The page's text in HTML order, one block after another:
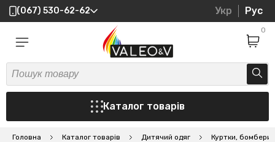
(067) 530-62-62 Укр Рус
0
Каталог товарів
Головна Каталог товарів Дитячий одяг Куртки, бомбери